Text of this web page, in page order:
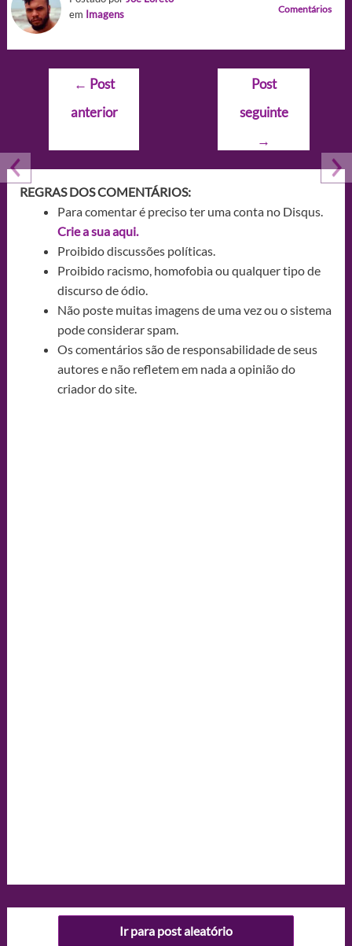
em Imagens Comentários
Navegação
Post
← Post
anterior
Post
seguinte
→
REGRAS DOS COMENTÁRIOS:
Para comentar é preciso ter uma conta no Disqus.
Crie a sua aqui.
Proibido discussões políticas.
Proibido racismo, homofobia ou qualquer tipo de
discurso de ódio.
Não poste muitas imagens de uma vez ou o sistema
pode considerar spam.
Os comentários são de responsabilidade de seus
autores e não refletem em nada a opinião do
criador do site.
Ir para post aleatório